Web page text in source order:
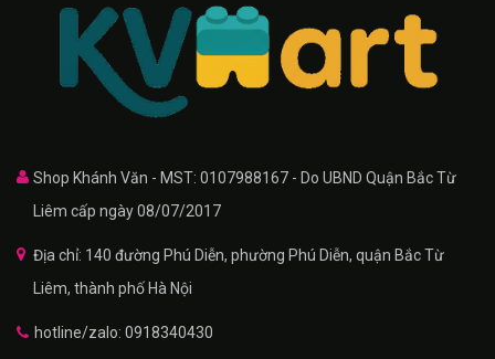
Shop Khánh Văn - MST: 0107988167 - Do UBND Quận Bắc Từ
Liêm cấp ngày 08/07/2017
Địa chỉ: 140 đường Phú Diễn, phường Phú Diễn, quận Bắc Từ
Liêm, thành phố Hà Nội
hotline/zalo: 0918340430